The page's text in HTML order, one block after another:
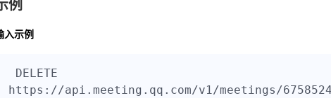
例
入示例
DELETE